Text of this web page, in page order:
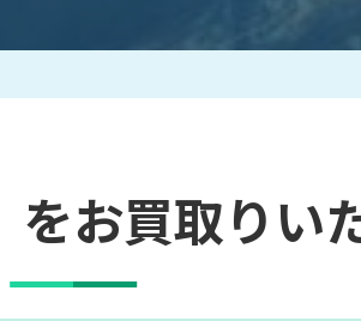
お買取りい